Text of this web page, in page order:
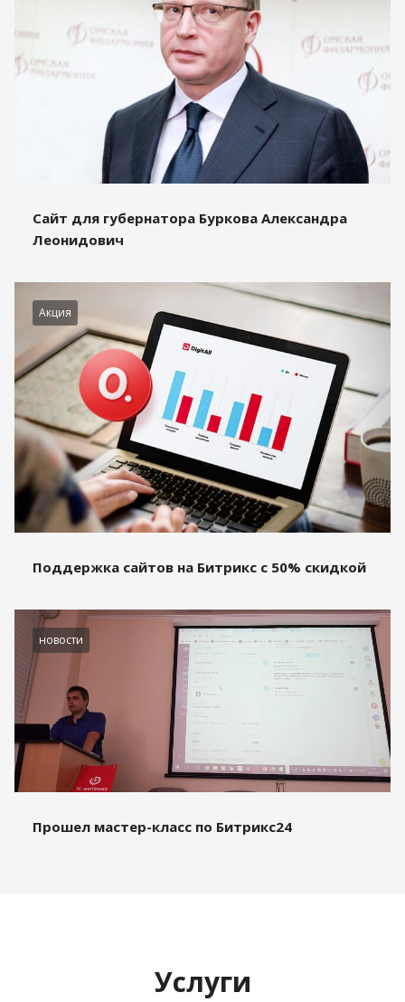
Сайт для губернатора Буркова Александра
Леонидович
Акция
Поддержка сайтов на Битрикс с 50% скидкой
новости
Прошел мастер-класс по Битрикс24
Услуги